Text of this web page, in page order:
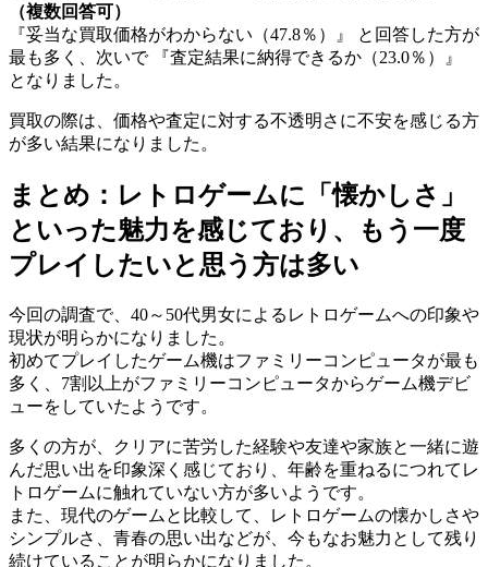
（複数回答可）
『妥当な買取価格がわからない（47.8％）』 と回答した方が
最も多く、次いで 『査定結果に納得できるか（23.0％）』
となりました。
買取の際は、価格や査定に対する不透明さに不安を感じる方
が多い結果になりました。
まとめ：レトロゲームに「懐かしさ」
といった魅力を感じており、もう一度
プレイしたいと思う方は多い
今回の調査で、40～50代男女によるレトロゲームへの印象や
現状が明らかになりました。
初めてプレイしたゲーム機はファミリーコンピュータが最も
多く、7割以上がファミリーコンピュータからゲーム機デビ
ューをしていたようです。
多くの方が、クリアに苦労した経験や友達や家族と一緒に遊
んだ思い出を印象深く感じており、年齢を重ねるにつれてレ
トロゲームに触れていない方が多いようです。
また、現代のゲームと比較して、レトロゲームの懐かしさや
シンプルさ、青春の思い出などが、今もなお魅力として残り
続けていることが明らかになりました。